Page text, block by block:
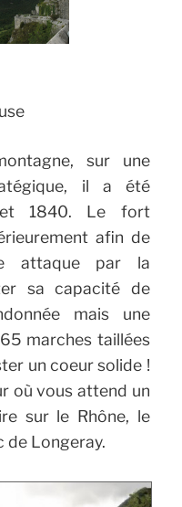
sur une
il a été
1840. Le fort
afin de
attaque par la
sa capacité de
mais une
marches taillées
un coeur solide !
où vous attend un
sur le Rhône, le
de Longeray.